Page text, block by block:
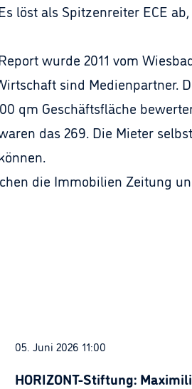
löst als Spitzenreiter ECE
wurde 2011 vom
sind Medienpartner.
qm Geschäftsfläche
das 269. Die Mieter
die Immobilien Zeitung
05. Juni 2026 11:00
HORIZONT-Stiftung: